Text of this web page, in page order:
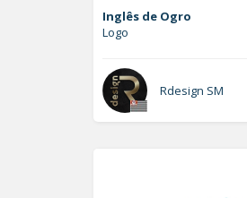
Inglês de Ogro
Logo
Rdesign SM